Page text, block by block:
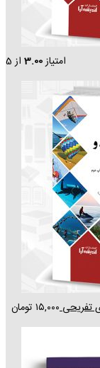
امتیاز3.00 از 5
تفریحی ۱۵,۰۰۰ تومان